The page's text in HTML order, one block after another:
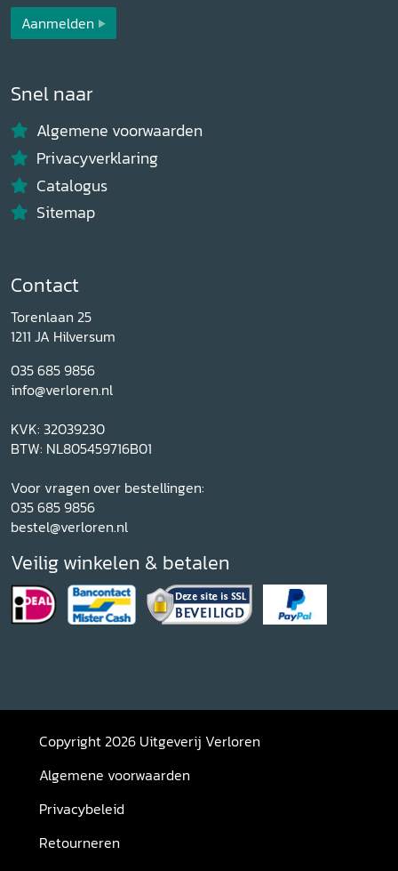
Aanmelden
Snel naar
Algemene voorwaarden
Privacyverklaring
Catalogus
Sitemap
Contact
Torenlaan 25
1211 JA Hilversum
035 685 9856
info@verloren.nl
KVK: 32039230
BTW: NL805459716B01
Voor vragen over bestellingen:
035 685 9856
bestel@verloren.nl
Veilig winkelen & betalen
Copyright 2026 Uitgeverij Verloren
Algemene voorwaarden
Privacybeleid
Retourneren